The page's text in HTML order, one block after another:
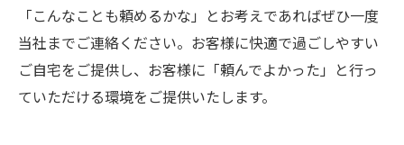
「こんなことも頼めるかな」とお考えであればぜひ一度
当社までご連絡ください。お客様に快適で過ごしやすい
ご自宅をご提供し、お客様に「頼んでよかった」と行っ
ていただける環境をご提供いたします。